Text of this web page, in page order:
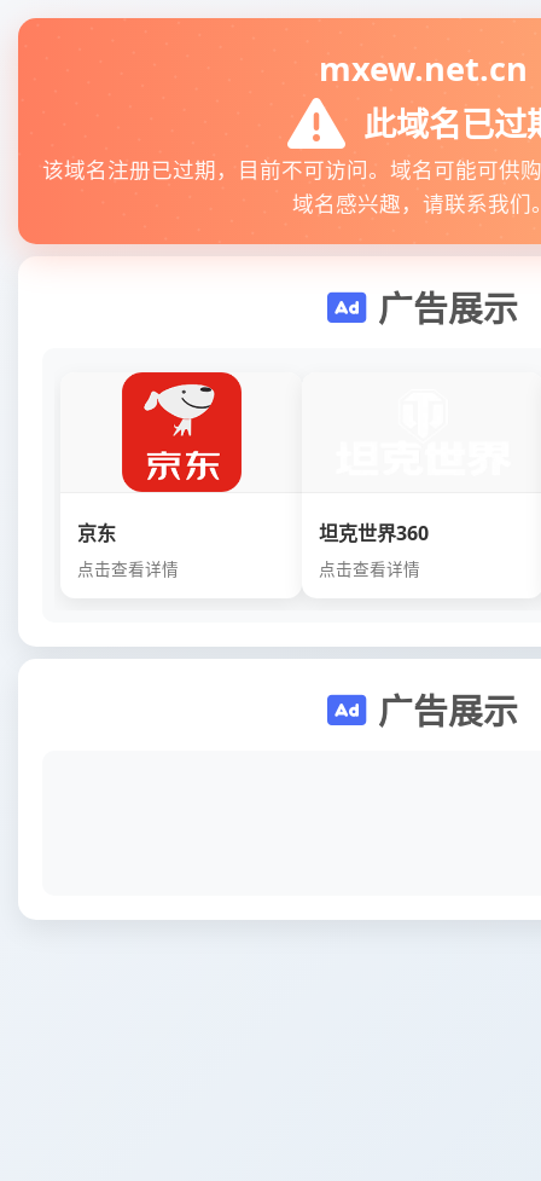
mxew.net.cn
此域名已过
该域名注册已过期，目前不可访问。域名可能可供
域名感兴趣，请联系我们
广告展示
京东
点击查看详情
坦克世界360
点击查看详情
广告展示